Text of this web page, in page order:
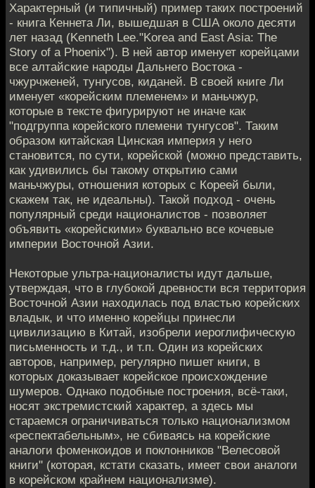
Характерный (и типичный) пример таких построений
- книга Кеннета Ли, вышедшая в США около десяти
лет назад (Kenneth Lee."Korea and East Asia: The
Story of a Phoenix"). В ней автор именует корейцами
все алтайские народы Дальнего Востока -
чжурчженей, тунгусов, киданей. В своей книге Ли
именует «корейским племенем» и маньчжур,
которые в тексте фигурируют не иначе как
"подгруппа корейского племени тунгусов". Таким
образом китайская Цинская империя у него
становится, по сути, корейской (можно представить,
как удивились бы такому открытию сами
маньчжуры, отношения которых с Кореей были,
скажем так, не идеальны). Такой подход - очень
популярный среди националистов - позволяет
объявить «корейскими» буквально все кочевые
империи Восточной Азии.
Некоторые ультра-националисты идут дальше,
утверждая, что в глубокой древности вся территория
Восточной Азии находилась под властью корейских
владык, и что именно корейцы принесли
цивилизацию в Китай, изобрели иероглифическую
письменность и т.д., и т.п. Один из корейских
авторов, например, регулярно пишет книги, в
которых доказывает корейское происхождение
шумеров. Однако подобные построения, всё-таки,
носят экстремистский характер, а здесь мы
стараемся ограничиваться только национализмом
«респектабельным», не сбиваясь на корейские
аналоги фоменкоидов и поклонников "Велесовой
книги" (которая, кстати сказать, имеет свои аналоги
в корейском крайнем национализме).